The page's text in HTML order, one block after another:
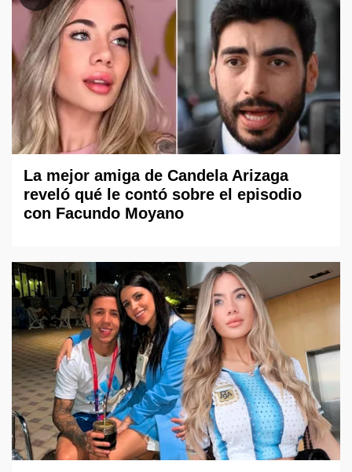
La mejor amiga de Candela Arizaga
reveló qué le contó sobre el episodio
con Facundo Moyano